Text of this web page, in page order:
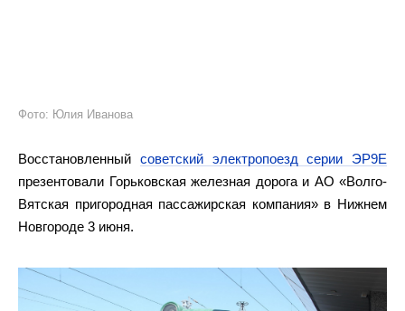
Фото: Юлия Иванова
Восстановленный советский электропоезд серии ЭР9Е
презентовали Горьковская железная дорога и АО «Волго-
Вятская пригородная пассажирская компания» в Нижнем
Новгороде 3 июня.